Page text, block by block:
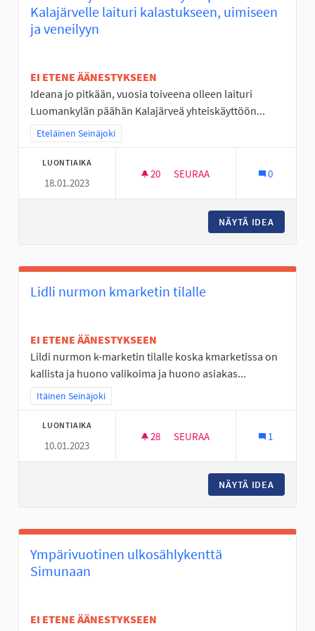
Kalajärvelle laituri kalastukseen, uimiseen
ja veneilyyn
EI ETENE ÄÄNESTYKSEEN
Ideana jo pitkään, vuosia toiveena olleen laituri
Luomankylän päähän Kalajärveä yhteiskäyttöön...
Rajaa tulokset teeman mukaan: Eteläinen Seinäjoki
Eteläinen Seinäjoki
LUONTIAIKA
18.01.2023
20 20 SEURAAJAA
SEURAA 0
NÄYTÄ IDEA
Lidli nurmon kmarketin tilalle
EI ETENE ÄÄNESTYKSEEN
Lildi nurmon k-marketin tilalle koska kmarketissa on
kallista ja huono valikoima ja huono asiakas...
Rajaa tulokset teeman mukaan: Itäinen Seinäjoki
Itäinen Seinäjoki
LUONTIAIKA
10.01.2023
28 28 SEURAAJAA
SEURAA 1
NÄYTÄ IDEA
Ympärivuotinen ulkosählykenttä
Simunaan
EI ETENE ÄÄNESTYKSEEN